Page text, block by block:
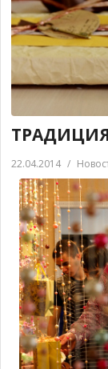
22.04.2014 /